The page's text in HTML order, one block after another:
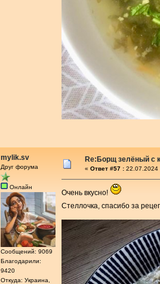
mylik.sv
Друг форума
Онлайн
Сообщений: 9069
Благодарили:
9420
Откуда: Украина,
Re:Борщ зелёный с
« Ответ #57 : 22.07.2024
Очень вкусно!
Стеллочка, спасибо за